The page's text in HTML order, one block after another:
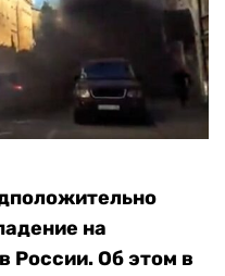
на
России. Об этом в